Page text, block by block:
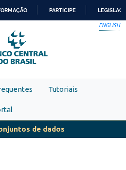
PARA
O
CONTEÚDO
PARTICIPE
ENGLISH
Tutoriais
de dados